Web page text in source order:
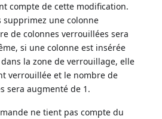
compte de cette modification.
supprimez une colonne
de colonnes verrouillées sera
si une colonne est insérée
la zone de verrouillage, elle
verrouillée et le nombre de
sera augmenté de 1.
ne tient pas compte du